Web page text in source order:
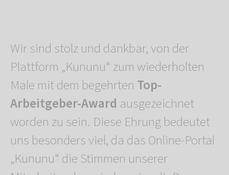
Wir sind stolz und dankbar, von der
Plattform „Kununu“ zum wiederholten
Male mit dem begehrten Top-
Arbeitgeber-Award ausgezeichnet
worden zu sein. Diese Ehrung bedeutet
uns besonders viel, da das Online-Portal
„Kununu“ die Stimmen unserer